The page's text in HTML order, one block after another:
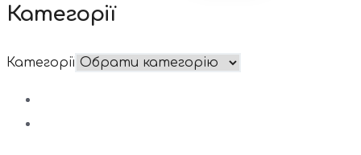
Категорії
Категорії